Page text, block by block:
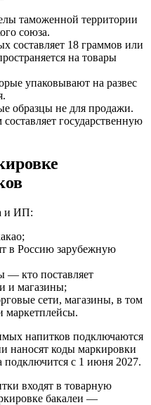
таможенной территории
союза.
составляет 18 граммов или
на товары
упаковывают на развес
образцы не для продажи.
государственную
и ИП:
в Россию зарубежную
— кто поставляет
и магазины;
сети, магазины, в том
маркетплейсы.
напитков подключаются
наносят коды маркировки
подключится с 1 июня 2027.
входят в товарную
бакалеи —